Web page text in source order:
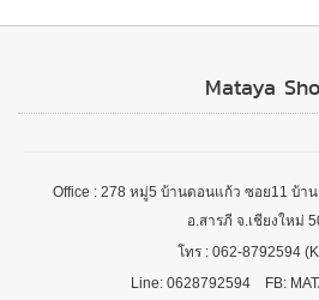
Mataya
Office : 278 หมู่5 บ้านดอนแก้ว ซอย11 บ้า
อ.สารภี จ.เชียงใหม่
โทร : 062-8792594
Line: 0628792594 FB: